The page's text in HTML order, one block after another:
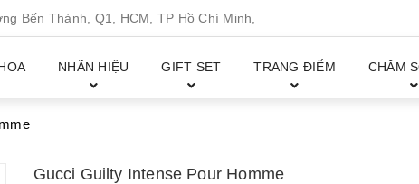
Bến Thành, Q1, HCM, TP Hồ Chí Minh,
NHÃN HIỆU GIFT SET TRANG ĐIỂM CHĂM
Gucci Guilty Intense Pour Homme